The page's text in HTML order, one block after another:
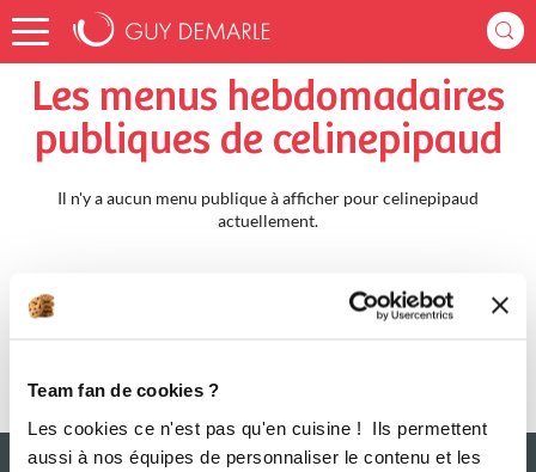
Team fan de cookies ?
Les cookies ce n'est pas qu'en cuisine ! Ils permettent
aussi à nos équipes de personnaliser le contenu et les
Accueil celinepipaud Menus Hebdomadaires
Les menus hebdomadaires
publiques de celinepipaud
Il n'y a aucun menu publique à afficher pour celinepipaud
actuellement.